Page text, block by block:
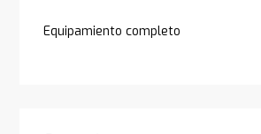
Equipamiento completo